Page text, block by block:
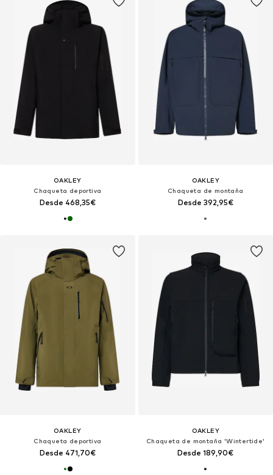
OAKLEY
Chaqueta deportiva
Desde 468,35€
OAKLEY
Chaqueta de montaña
Desde 392,95€
OAKLEY
Chaqueta deportiva
Desde 471,70€
OAKLEY
Chaqueta de montaña 'Wintertide'
Desde 189,90€